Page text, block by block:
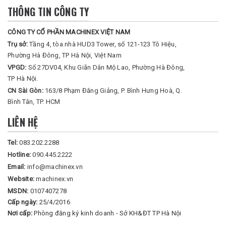
THÔNG TIN CÔNG TY
CÔNG TY CỔ PHẦN MACHINEX VIỆT NAM
Trụ sở:Tầng 4, tòa nhà HUD3 Tower, số 121-123 Tô Hiệu,
Phường Hà Đông, TP Hà Nội, Việt Nam
VPGD: Số 27DV04, Khu Giãn Dân Mộ Lao, Phường Hà Đông,
TP Hà Nội.
CN Sài Gòn: 163/8 Phạm Đăng Giảng, P. Bình Hưng Hoà, Q.
Bình Tân, TP. HCM
LIÊN HỆ
Tel:083.202.2288
Hotline:090.445.2222
Email: info@machinex.vn
Website:machinex.vn
MSDN: 0107407278
Cấp ngày: 25/4/2016
Nơi cấp:Phòng đăng ký kinh doanh - Sở KH&ĐT TP Hà Nội